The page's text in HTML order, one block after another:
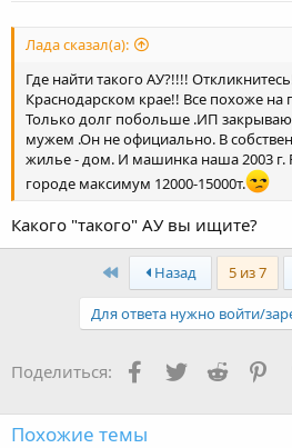
Лада сказал(а):
Где найти такого АУ?!!!!
Краснодарском крае!! Все похоже
Только долг побольше .ИП
мужем .Он не официально. В
жилье - дом. И машинка наша 2003 г.
городе максимум 12000-15000т.
Какого "такого" АУ вы ищите?
ПервыйНазад 5 из 7
Для ответа нужно войти/
Поделиться: Facebook
TwitterReddit
Похожие темы